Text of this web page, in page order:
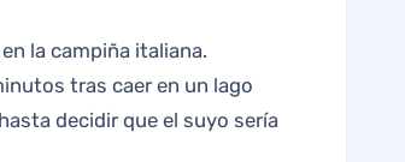
la campiña italiana.
tras caer en un lago
decidir que el suyo sería